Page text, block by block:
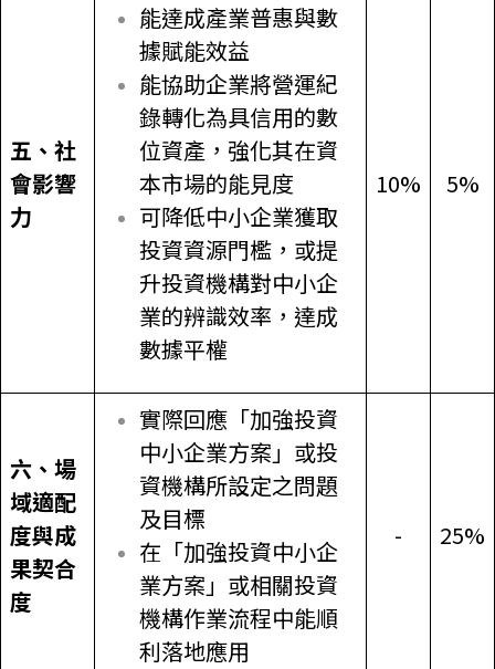
五、社
會影響
力
能達成產業普惠與數
據賦能效益
能協助企業將營運紀
錄轉化為具信用的數
位資產，強化其在資
本市場的能見度
可降低中小企業獲取
投資資源門檻，或提
升投資機構對中小企
業的辨識效率，達成
數據平權
10% 5%
六、場
域適配
度與成
果契合
度
實際回應「加強投資
中小企業方案」或投
資機構所設定之問題
及目標
在「加強投資中小企
業方案」或相關投資
機構作業流程中能順
利落地應用
- 25%